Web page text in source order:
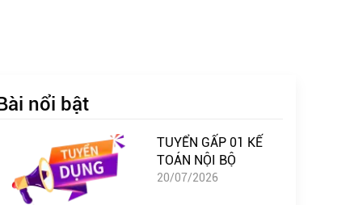
nổi bật
TUYỂN GẤP 01 KẾ
TOÁN NỘI BỘ
20/07/2026